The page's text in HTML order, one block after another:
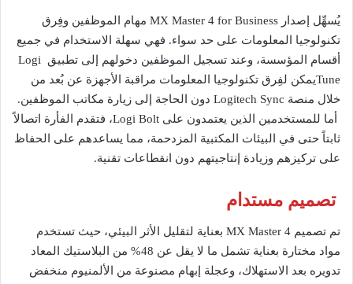
يُسهِّل إصدار MX Master 4 for Business مهام الموظفين وفِرق
تكنولوجيا المعلومات على حد سواء. فهي سهلة الاستخدام في جميع
أقسام المؤسسة، وعند تسجيل الموظفين دخولهم إلى تطبيق Logi
Tuneيمكن لفِرق تكنولوجيا المعلومات مراقبة الأجهزة عن بُعد من
خلال منصة Logitech Sync دون الحاجة إلى زيارة مكاتب الموظفين.
أما للمستخدمين الذين يعتمدون على Logi Bolt، فتقدم الفأرة اتصالاً
ثابتاً حتى في البيئات المكتبية المزدحمة، مما يساعدهم على الحفاظ
على تركيزهم وزيادة إنتاجيتهم دون انقطاعات تقنية.
تصميم مستدام
تم تصميم MX Master 4 بعناية لتقليل الأثر البيئي، حيث تستخدم
مواد مختارة بعناية تشمل ما لا يقل عن 48% من البلاستيك المعاد
تدويره بعد الاستهلاك، وعجلة إبهام مصنوعة من الألمنيوم منخفض